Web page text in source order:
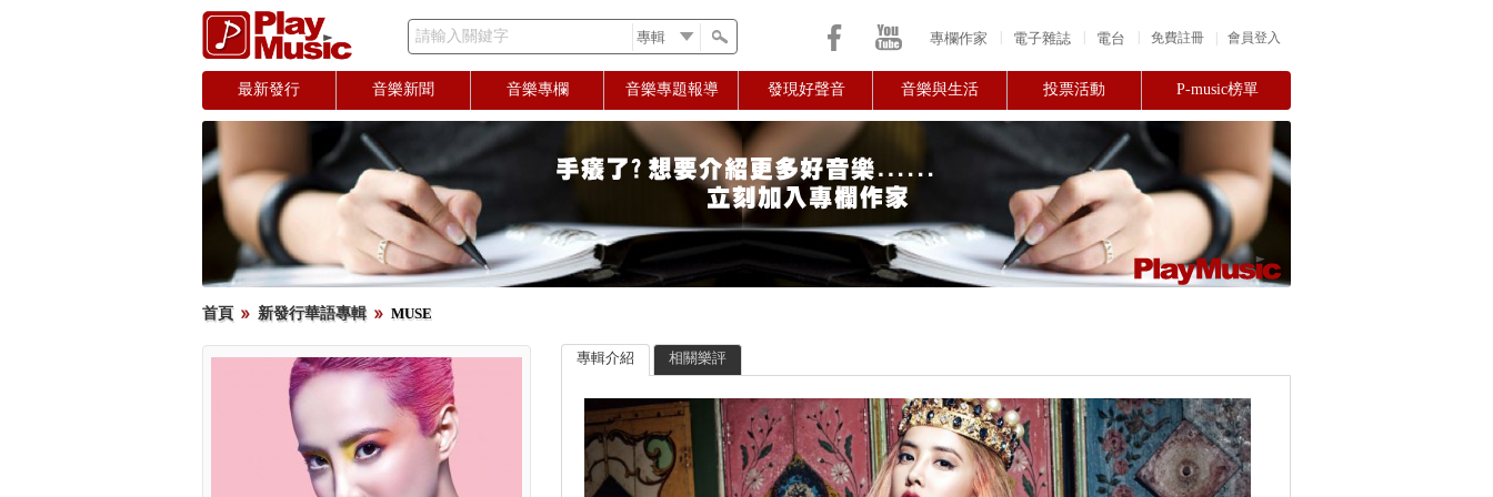
請輸入關鍵字 會員登入
免費註冊
專欄作家 電子雜誌 電台
最新發行 音樂新聞 音樂專欄 音樂專題報導 發現好聲音 音樂與生活 投票活動 P-music榜單
首頁 新發行華語專輯 MUSE
專輯介紹 相關樂評